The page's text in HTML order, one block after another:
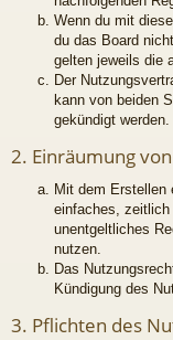
Wenn du mit
du das Board
gelten jeweils die
Der
kann von beiden
gekündigt werden.
2. Einräumung
Mit dem Erstellen
einfaches, zeitlich
unentgeltliches
nutzen.
Das
Kündigung des
3. Pflichten des